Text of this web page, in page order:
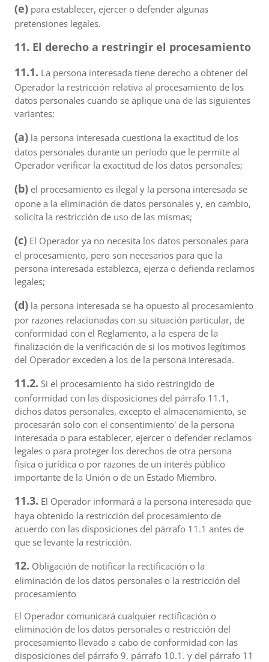
(e) para establecer, ejercer o defender algunas
pretensiones legales.
11. El derecho a restringir el procesamiento
11.1. La persona interesada tiene derecho a obtener del
Operador la restricción relativa al procesamiento de los
datos personales cuando se aplique una de las siguientes
variantes:
(a) la persona interesada cuestiona la exactitud de los
datos personales durante un período que le permite al
Operador verificar la exactitud de los datos personales;
(b) el procesamiento es ilegal y la persona interesada se
opone a la eliminación de datos personales y, en cambio,
solicita la restricción de uso de las mismas;
(c) El Operador ya no necesita los datos personales para
el procesamiento, pero son necesarios para que la
persona interesada establezca, ejerza o defienda reclamos
legales;
(d) la persona interesada se ha opuesto al procesamiento
por razones relacionadas con su situación particular, de
conformidad con el Reglamento, a la espera de la
finalización de la verificación de si los motivos legítimos
del Operador exceden a los de la persona interesada.
11.2. Si el procesamiento ha sido restringido de
conformidad con las disposiciones del párrafo 11.1,
dichos datos personales, excepto el almacenamiento, se
procesarán solo con el consentimiento' de la persona
interesada o para establecer, ejercer o defender reclamos
legales o para proteger los derechos de otra persona
física o jurídica o por razones de un interés público
importante de la Unión o de un Estado Miembro.
11.3. El Operador informará a la persona interesada que
haya obtenido la restricción del procesamiento de
acuerdo con las disposiciones del párrafo 11.1 antes de
que se levante la restricción.
12. Obligación de notificar la rectificación o la
eliminación de los datos personales o la restricción del
procesamiento
El Operador comunicará cualquier rectificación o
eliminación de los datos personales o restricción del
procesamiento llevado a cabo de conformidad con las
disposiciones del párrafo 9, párrafo 10.1. y del párrafo 11